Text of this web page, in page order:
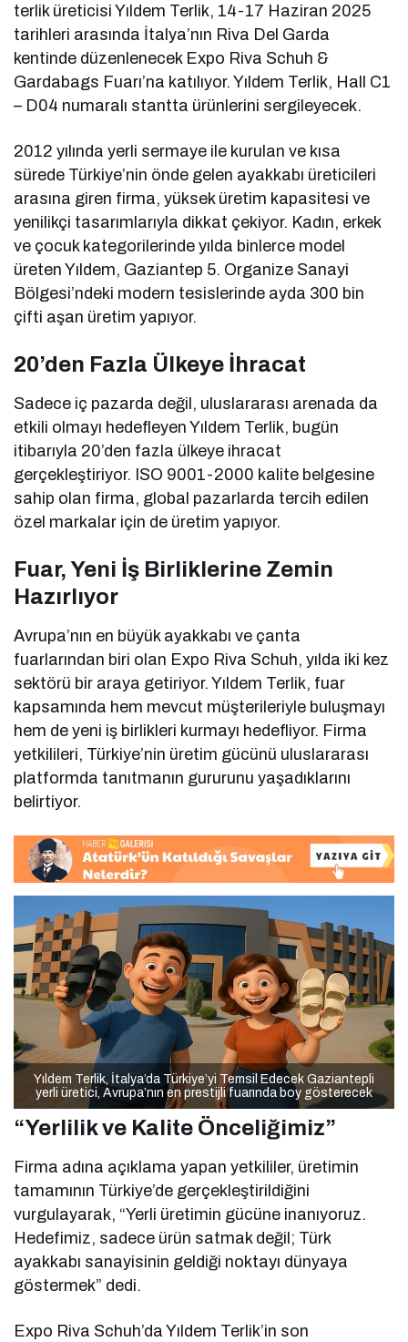
terlik üreticisi Yıldem Terlik, 14-17 Haziran 2025
tarihleri arasında İtalya’nın Riva Del Garda
kentinde düzenlenecek Expo Riva Schuh &
Gardabags Fuarı’na katılıyor. Yıldem Terlik, Hall C1
– D04 numaralı stantta ürünlerini sergileyecek.
2012 yılında yerli sermaye ile kurulan ve kısa
sürede Türkiye’nin önde gelen ayakkabı üreticileri
arasına giren firma, yüksek üretim kapasitesi ve
yenilikçi tasarımlarıyla dikkat çekiyor. Kadın, erkek
ve çocuk kategorilerinde yılda binlerce model
üreten Yıldem, Gaziantep 5. Organize Sanayi
Bölgesi’ndeki modern tesislerinde ayda 300 bin
çifti aşan üretim yapıyor.
20’den Fazla Ülkeye İhracat
Sadece iç pazarda değil, uluslararası arenada da
etkili olmayı hedefleyen Yıldem Terlik, bugün
itibarıyla 20’den fazla ülkeye ihracat
gerçekleştiriyor. ISO 9001-2000 kalite belgesine
sahip olan firma, global pazarlarda tercih edilen
özel markalar için de üretim yapıyor.
Fuar, Yeni İş Birliklerine Zemin
Hazırlıyor
Avrupa’nın en büyük ayakkabı ve çanta
fuarlarından biri olan Expo Riva Schuh, yılda iki kez
sektörü bir araya getiriyor. Yıldem Terlik, fuar
kapsamında hem mevcut müşterileriyle buluşmayı
hem de yeni iş birlikleri kurmayı hedefliyor. Firma
yetkilileri, Türkiye’nin üretim gücünü uluslararası
platformda tanıtmanın gururunu yaşadıklarını
belirtiyor.
Yıldem Terlik, İtalya’da Türkiye’yi Temsil Edecek Gaziantepli
yerli üretici, Avrupa’nın en prestijli fuarında boy gösterecek
“Yerlilik ve Kalite Önceliğimiz”
Firma adına açıklama yapan yetkililer, üretimin
tamamının Türkiye’de gerçekleştirildiğini
vurgulayarak, “Yerli üretimin gücüne inanıyoruz.
Hedefimiz, sadece ürün satmak değil; Türk
ayakkabı sanayisinin geldiği noktayı dünyaya
göstermek” dedi.
Expo Riva Schuh’da Yıldem Terlik’in son